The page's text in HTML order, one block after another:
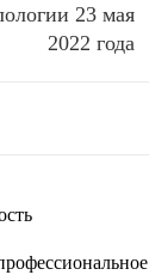
23 мая
2022 года